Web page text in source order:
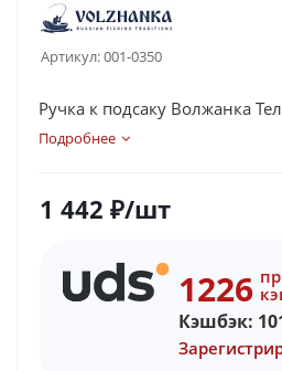
Артикул:001-0350
Ручка к подсаку Волжанка
Подробнее
1 442 ₽/шт
1226
Кэшбэк: